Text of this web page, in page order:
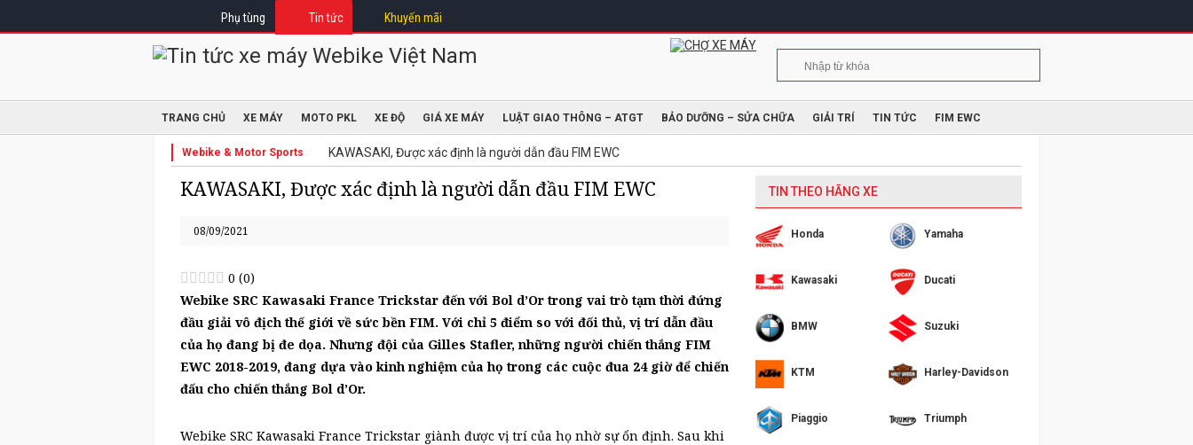
Phụ tùng Tin tức Khuyến mãi
TRANG CHỦ XE MÁY MOTO PKL XE ĐỘ GIÁ XE MÁY LUẬT GIAO THÔNG – ATGT BẢO DƯỠNG – SỬA CHỮA GIẢI TRÍ TIN TỨC FIM EWC
Webike & Motor Sports KAWASAKI, Được xác định là người dẫn đầu FIM EWC
KAWASAKI, Được xác định là người dẫn đầu FIM EWC
08/09/2021
0 (0)
Webike SRC Kawasaki France Trickstar đến với Bol d’Or trong vai trò tạm thời đứng
đầu giải vô địch thế giới về sức bền FIM. Với chỉ 5 điểm so với đối thủ, vị trí dẫn đầu
của họ đang bị đe dọa. Nhưng đội của Gilles Stafler, những người chiến thắng FIM
EWC 2018-2019, đang dựa vào kinh nghiệm của họ trong các cuộc đua 24 giờ để chiến
đấu cho chiến thắng Bol d’Or.
Webike SRC Kawasaki France Trickstar giành được vị trí của họ nhờ sự ổn định. Sau khi
TIN THEO HÃNG XE
Honda Yamaha
Kawasaki Ducati
BMW Suzuki
KTM Harley-Davidson
Piaggio Triumph